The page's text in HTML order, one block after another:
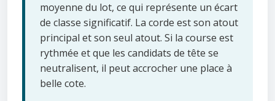
moyenne du lot, ce qui représente un écart
de classe significatif. La corde est son atout
principal et son seul atout. Si la course est
rythmée et que les candidats de tête se
neutralisent, il peut accrocher une place à
belle cote.